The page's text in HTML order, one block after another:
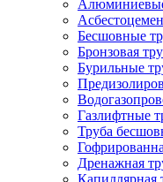
Бесшовные
Бронзовая
Бурильные
Газлифтные
Труба
Дренажная
Капиллярная